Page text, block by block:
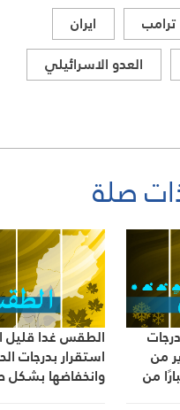
ترامب
ايران
العدو الاسرائيلي
صلة
من
من
الطقس غدا قليل
استقرار بدرجات
وانخفاضها بشكل